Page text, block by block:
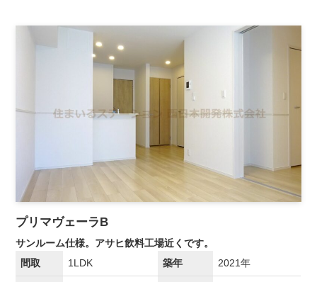
プリマヴェーラB
サンルーム仕様。アサヒ飲料工場近くです。
間取
1LDK 築年 2021年